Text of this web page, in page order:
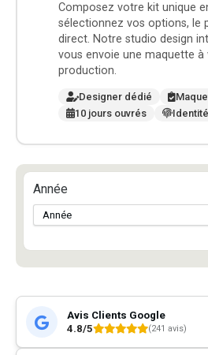
Composez votre kit unique
sélectionnez vos options, le
direct. Notre studio design
vous envoie une maquette à
production.
Designer dédié
10 jours ouvrés
Année
Avis Clients Google
4.8/5
(241 avis)